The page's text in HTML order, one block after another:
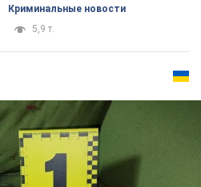
Криминальные новости
5,9 т.